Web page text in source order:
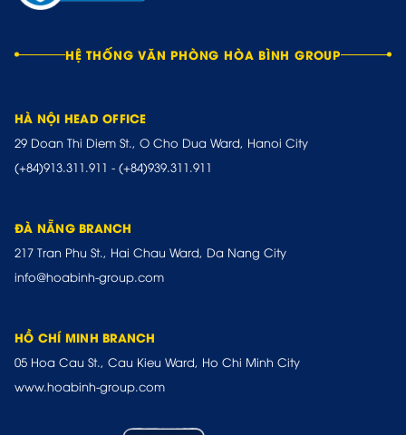
HỆ THỐNG VĂN PHÒNG HÒA BÌNH GROUP
HÀ NỘI HEAD OFFICE
29 Doan Thi Diem St., O Cho Dua Ward, Hanoi City
(+84)913.311.911 - (+84)939.311.911
ĐÀ NẴNG BRANCH
217 Tran Phu St., Hai Chau Ward, Da Nang City
info@hoabinh-group.com
HỒ CHÍ MINH BRANCH
05 Hoa Cau St., Cau Kieu Ward, Ho Chi Minh City
www.hoabinh-group.com